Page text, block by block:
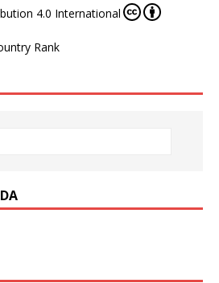
4.0 International